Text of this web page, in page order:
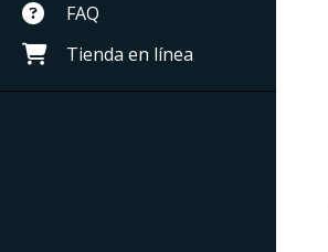
FAQ
Tienda en línea